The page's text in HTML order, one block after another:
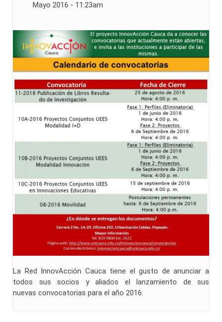
Mayo 2016 - 11:23am
La Red InnovAcción Cauca tiene el gusto de anunciar a
todos sus socios y aliados el lanzamiento de sus
nuevas convocatorias para el año 2016: